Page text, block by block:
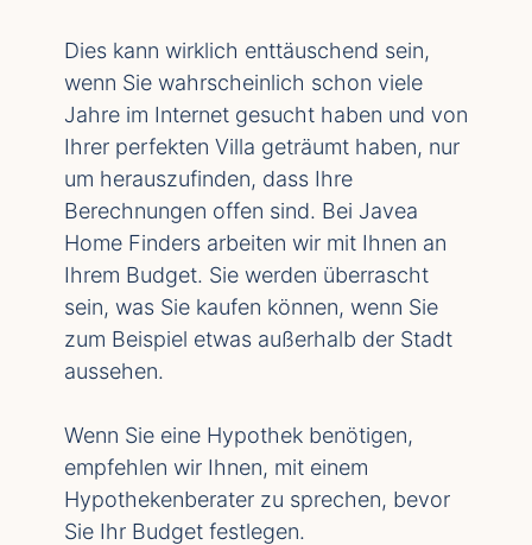
Dies kann wirklich enttäuschend sein,
wenn Sie wahrscheinlich schon viele
Jahre im Internet gesucht haben und von
Ihrer perfekten Villa geträumt haben, nur
um herauszufinden, dass Ihre
Berechnungen offen sind. Bei Javea
Home Finders arbeiten wir mit Ihnen an
Ihrem Budget. Sie werden überrascht
sein, was Sie kaufen können, wenn Sie
zum Beispiel etwas außerhalb der Stadt
aussehen.
Wenn Sie eine Hypothek benötigen,
empfehlen wir Ihnen, mit einem
Hypothekenberater zu sprechen, bevor
Sie Ihr Budget festlegen.